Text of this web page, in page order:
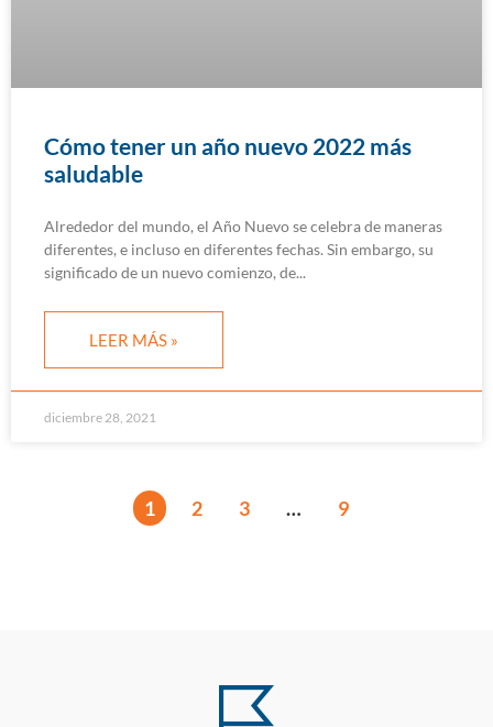
Cómo tener un año nuevo 2022 más
saludable
Alrededor del mundo, el Año Nuevo se celebra de maneras
diferentes, e incluso en diferentes fechas. Sin embargo, su
significado de un nuevo comienzo, de
LEER MÁS »
diciembre 28, 2021
1 2 3 … 9